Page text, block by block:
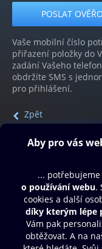
Vaše mobilní číslo
přiřazení položky do
zadání Vašeho
obdržíte SMS s
pro přihlášení.
Zpět
Obsah ke stažení
Moje O2 Knihovna
Další zábava